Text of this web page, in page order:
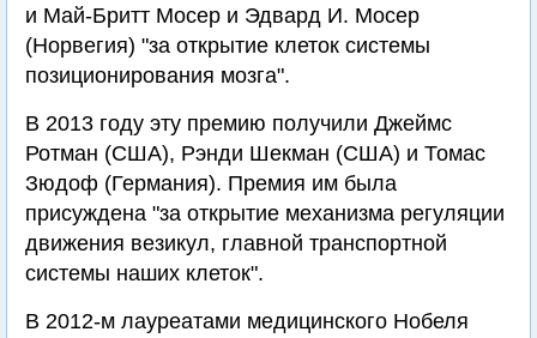
и Май-Бритт Мосер и Эдвард И. Мосер
(Норвегия) "за открытие клеток системы
позиционирования мозга".
В 2013 году эту премию получили Джеймс
Ротман (США), Рэнди Шекман (США) и Томас
Зюдоф (Германия). Премия им была
присуждена "за открытие механизма регуляции
движения везикул, главной транспортной
системы наших клеток".
В 2012-м лауреатами медицинского Нобеля